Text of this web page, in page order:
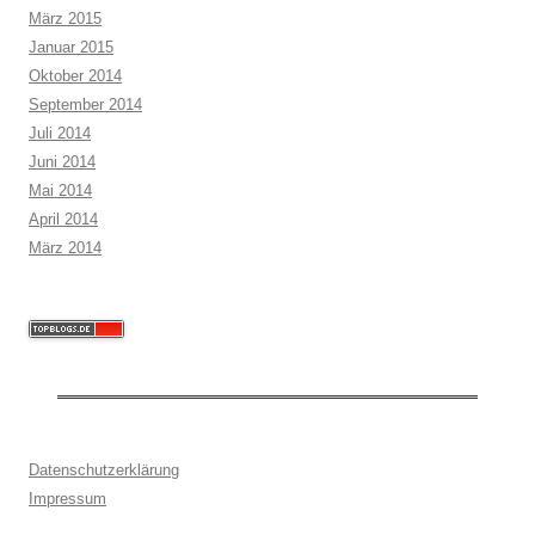
März 2015
Januar 2015
Oktober 2014
September 2014
Juli 2014
Juni 2014
Mai 2014
April 2014
März 2014
Datenschutzerklärung
Impressum